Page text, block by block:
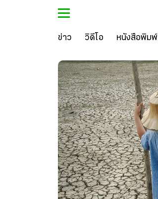
ข่าว วิดีโอ หนังสือพิมพ์